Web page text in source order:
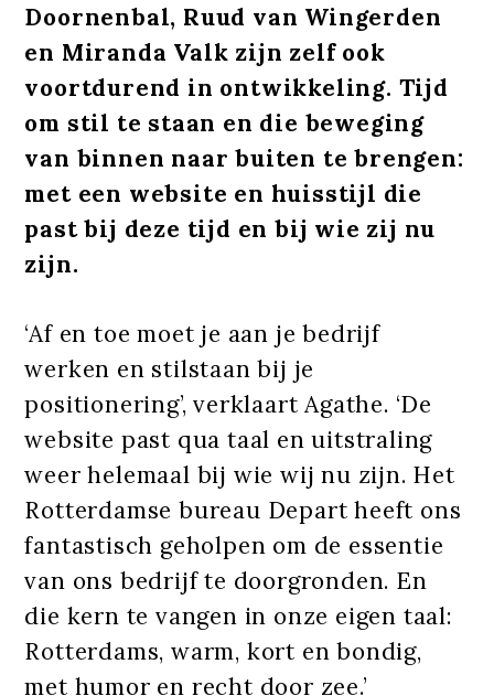
Doornenbal, Ruud van Wingerden
en Miranda Valk zijn zelf ook
voortdurend in ontwikkeling. Tijd
om stil te staan en die beweging
van binnen naar buiten te brengen:
met een website en huisstijl die
past bij deze tijd en bij wie zij nu
zijn.
‘Af en toe moet je aan je bedrijf
werken en stilstaan bij je
positionering’, verklaart Agathe. ‘De
website past qua taal en uitstraling
weer helemaal bij wie wij nu zijn. Het
Rotterdamse bureau Depart heeft ons
fantastisch geholpen om de essentie
van ons bedrijf te doorgronden. En
die kern te vangen in onze eigen taal:
Rotterdams, warm, kort en bondig,
met humor en recht door zee.’